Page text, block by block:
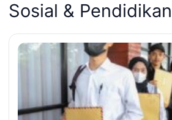
Sosial & Pendidikan